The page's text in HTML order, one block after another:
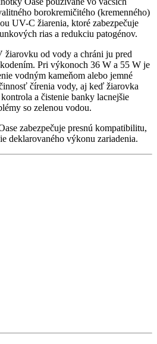
borokremičitého (kremenného)
UV-C žiarenia, ktoré zabezpečuje
rias a redukciu patogénov.
od vody a chráni ju pred
Pri výkonoch 36 W a 55 W je
vodným kameňom alebo jemné
čírenia vody, aj keď žiarovka
a čistenie banky lacnejšie
so zelenou vodou.
zabezpečuje presnú kompatibilitu,
deklarovaného výkonu zariadenia.